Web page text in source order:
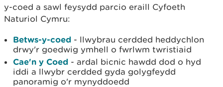
y-coed a sawl feysydd parcio eraill Cyfoeth
Naturiol Cymru:
Betws-y-coed - llwybrau cerdded heddychlon
drwy'r goedwig ymhell o fwrlwm twristiaid
Cae'n y Coed - ardal bicnic hawdd dod o hyd
iddi a llwybr cerdded gyda golygfeydd
panoramig o'r mynyddoedd